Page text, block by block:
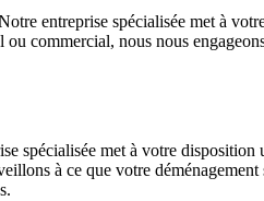
entreprise spécialisée met à
ou commercial, nous nous
spécialisée met à votre disposition
à ce que votre